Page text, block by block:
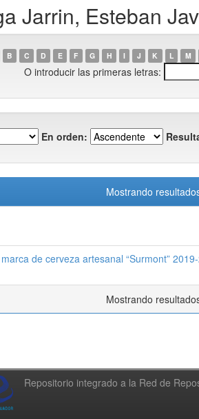
Jarrin, Esteban
B C D E F G H I J K L M
O introducir las primeras letras:
En orden:
Mostrando
de cerveza artesanal “Surmont”
Mostrando
Repositorio integrado a la Red de